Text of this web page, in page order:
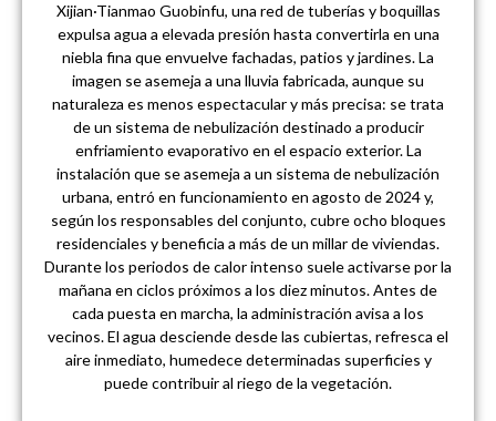
Xijian·Tianmao Guobinfu, una red de tuberías y boquillas
expulsa agua a elevada presión hasta convertirla en una
niebla fina que envuelve fachadas, patios y jardines. La
imagen se asemeja a una lluvia fabricada, aunque su
naturaleza es menos espectacular y más precisa: se trata
de un sistema de nebulización destinado a producir
enfriamiento evaporativo en el espacio exterior. La
instalación que se asemeja a un sistema de nebulización
urbana, entró en funcionamiento en agosto de 2024 y,
según los responsables del conjunto, cubre ocho bloques
residenciales y beneficia a más de un millar de viviendas.
Durante los periodos de calor intenso suele activarse por la
mañana en ciclos próximos a los diez minutos. Antes de
cada puesta en marcha, la administración avisa a los
vecinos. El agua desciende desde las cubiertas, refresca el
aire inmediato, humedece determinadas superficies y
puede contribuir al riego de la vegetación.